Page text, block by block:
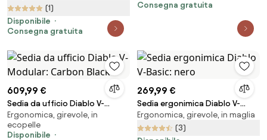
(1)
Disponibile
Consegna gratuita
Consegna gratuita
609,99 €
Sedia da ufficio Diablo V-
Modular: Carbon Black
Ergonomica, girevole, in
ecopelle
Disponibile
269,99 €
Sedia ergonimica Diablo V-
Basic: nero
Ergonomica, girevole, in maglia
(3)